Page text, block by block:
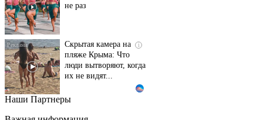
не раз
i
Скрытая камера на
пляже Крыма: Что
люди вытворяют, когда
их не видят...
Ролик длится
Наши Партнеры